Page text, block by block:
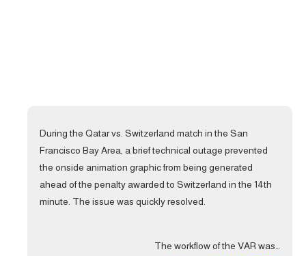
During the Qatar vs. Switzerland match in the San
Francisco Bay Area, a brief technical outage prevented
the onside animation graphic from being generated
ahead of the penalty awarded to Switzerland in the 14th
minute. The issue was quickly resolved.
The workflow of the VAR was…